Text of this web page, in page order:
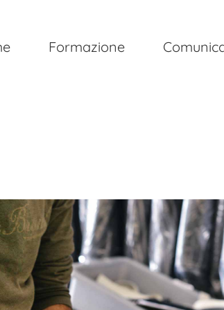
Formazione